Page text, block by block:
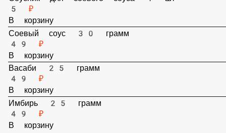
Соусник для соевого соуса 1 шт
5 ₽
В корзину
Соевый соус 30 грамм
49 ₽
В корзину
Васаби 25 грамм
49 ₽
В корзину